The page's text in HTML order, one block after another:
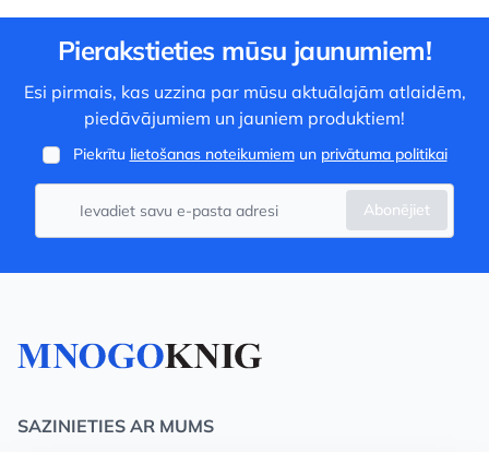
Pierakstieties mūsu jaunumiem!
Esi pirmais, kas uzzina par mūsu aktuālajām atlaidēm,
piedāvājumiem un jauniem produktiem!
Piekrītu lietošanas noteikumiemun privātuma politikai
Abonējiet
SAZINIETIES AR MUMS